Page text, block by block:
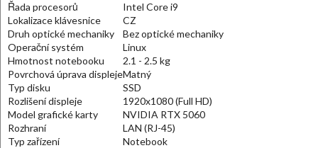
Řada procesorů
Intel Core i9
Lokalizace klávesnice
CZ
Druh optické mechaniky
Bez optické mechaniky
Operační systém
Linux
Hmotnost notebooku
2.1 - 2.5 kg
Povrchová úprava displejeMatný
Typ disku
SSD
Rozlišení displeje
1920x1080 (Full HD)
Model grafické karty
NVIDIA RTX 5060
Rozhraní
LAN (RJ-45)
Typ zařízení
Notebook